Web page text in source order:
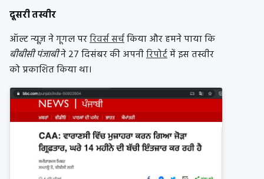
दूसरी तस्वीर
ऑल्ट न्यूज़ ने गूगल पररिवर्स सर्चकिया और हमने पाया कि
बीबीसी पंजाबीने 27 दिसंबर की अपनीरिपोर्टमें इस तस्वीर
को प्रकाशित किया था।